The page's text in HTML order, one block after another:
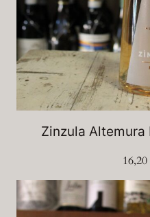
Zinzula Altemura
16,20